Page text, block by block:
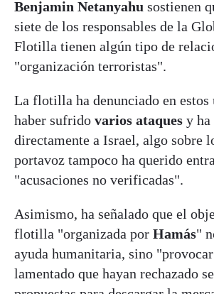
Benjamin Netanyahu sostienen
siete de los responsables de la
Flotilla tienen algún tipo de
"organización terroristas".
La flotilla ha denunciado en
haber sufrido varios ataques y ha
directamente a Israel, algo sobre
portavoz tampoco ha querido
"acusaciones no verificadas".
Asimismo, ha señalado que el
flotilla "organizada por Hamás"
ayuda humanitaria, sino
lamentado que hayan rechazado